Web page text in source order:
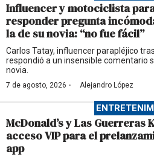
Influencer y motociclista
responder pregunta
la de su novia: “no fue fácil”
Carlos Tatay, influencer parapléjico
respondió a un insensible comentario
novia.
7 de agosto, 2026 · Alejandro López
McDonald’s y Las Guerreras
acceso VIP para el
app